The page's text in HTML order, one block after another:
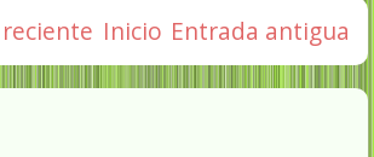
Entrada antigua
Inicio